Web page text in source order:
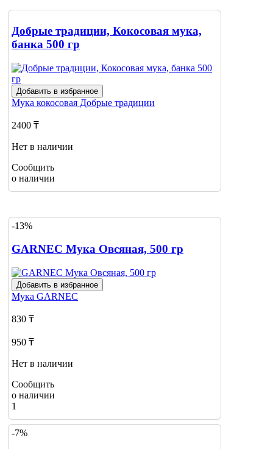
Добрые традиции, Кокосовая мука,
банка 500 гр
Добавить в избранное
Мука кокосовая Добрые традиции
2400 ₸
Нет в наличии
Сообщить
о наличии
-13%
GARNEC Мука Овсяная, 500 гр
Добавить в избранное
Мука GARNEC
830 ₸
950 ₸
Нет в наличии
Сообщить
о наличии
1
-7%